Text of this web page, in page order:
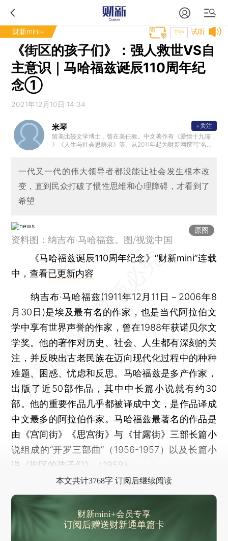
财新mini+ 试听
T中
《街区的孩子们》：强人救世VS自
主意识｜马哈福兹诞辰110周年纪
念①
2021年12月10日 14:34
米琴
留美比较文学博士，曾在美任教。中文著作有《爱情十九谭
》《人生与社会思辨录》等。从2011年起为财新网撰写“名著
+关注
一代又一代的伟大领导者都没能让社会发生根本改
变，直到民众打破了惯性思维和心理障碍，才看到了
希望
原图
资料图：纳吉布·马哈福兹。图/视觉中国
《马哈福兹诞辰110周年纪念》“财新mini”连载
中，查看已更新内容
纳吉布·马哈福兹(1911年12月11日－2006年8
月30日)是埃及最有名的作家，也是当代阿拉伯文
学中享有世界声誉的作家，曾在1988年获诺贝尔文
学奖。他的著作对历史、社会、人生都有深刻的关
注，并反映出古老民族在迈向现代化过程中的种种
难题、困惑、忧虑和反思。马哈福兹是多产作家，
出版了近50部作品，其中中长篇小说就有约30
部。他的重要作品几乎都被译成中文，是作品译成
中文最多的阿拉伯作家。马哈福兹最著名的作品是
由《宫间街》《思宫街》与《甘露街》三部长篇小
说组成的“开罗三部曲”（1956-1957）以及长篇小
说《街区的孩子们》（1959）。
本文共计3768字 订阅后继续阅读
财新mini+会员专享
订阅后赠送财新通单篇卡